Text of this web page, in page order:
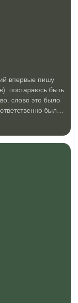
впервые пишу
постараюсь быть
слово это было
было
была